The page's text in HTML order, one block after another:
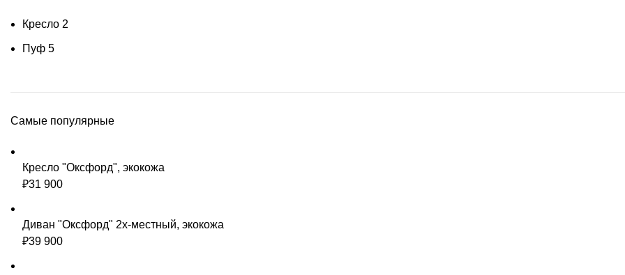
Кресло 2
Пуф 5
Самые популярные
Кресло "Оксфорд", экокожа
₽31 900
Диван "Оксфорд" 2х-местный, экокожа
₽39 900